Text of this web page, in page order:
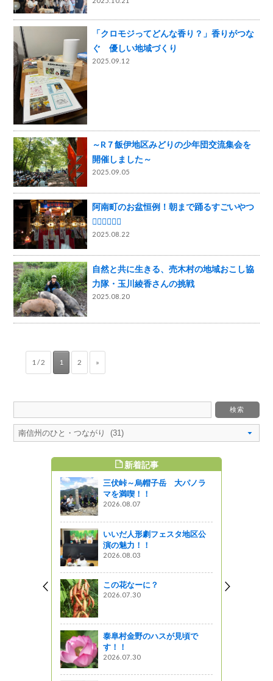
「クロモジってどんな香り？」香りがつな
ぐ 優しい地域づくり
2025.09.12
～R７飯伊地区みどりの少年団交流集会を
開催しました～
2025.09.05
阿南町のお盆恒例！朝まで踊るすごいやつ
🤸‍♂️🤸‍♂️🤸‍♂️
2025.08.22
自然と共に生きる、売木村の地域おこし協
力隊・玉川綾香さんの挑戦
2025.08.20
1 / 2 1 2 »
新着記事
三伏峠～烏帽子岳 大パノラ
マを満喫！！
2026.08.07
いいだ人形劇フェスタ地区公
演の魅力！！
2026.08.03
この花なーに？
2026.07.30
泰阜村金野のハスが見頃で
す！！
2026.07.30